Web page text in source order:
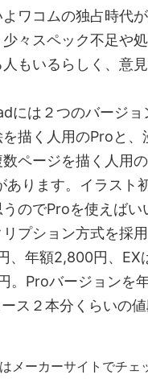
ワコムの独占時代
々スペック不足や
もいるらしく、意
には２つのバージョ
描く人用のProと、
ページを描く人用
あります。イラスト
のでProを使えばい
プション方式を採用
、年額2,800円、EX
。Proバージョンを
ス２本分くらいの
メーカーサイトでチェ